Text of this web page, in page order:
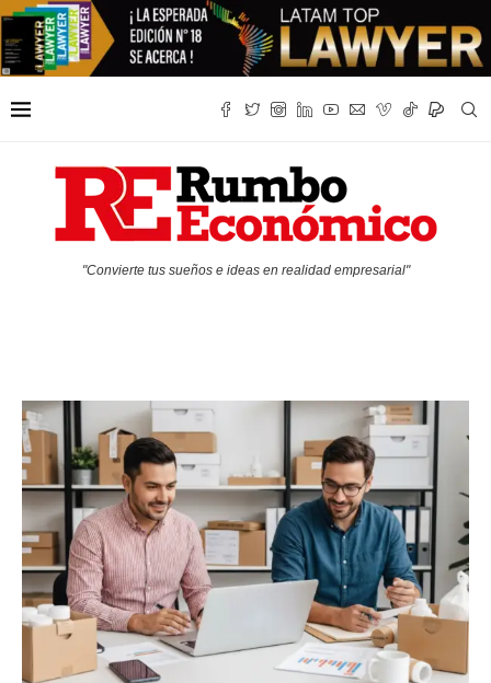
"Convierte tus sueños e ideas en realidad empresarial"